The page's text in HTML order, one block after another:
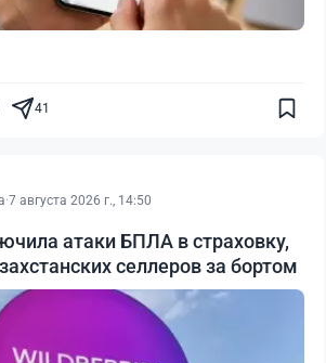
41
·7 августа 2026 г., 14:50
атаки БПЛА в страховку,
селлеров за бортом